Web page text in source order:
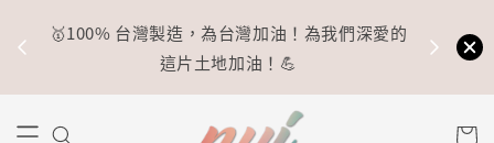
🥇100% 台灣製造，為台灣加油！為我們深愛的
這片土地加油！💪